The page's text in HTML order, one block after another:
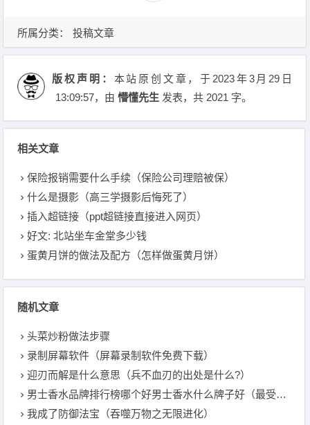
所属分类： 投稿文章
版权声明： 本站原创文章，于2023年3月29日
13:09:57，由懵懂先生 发表，共 2021 字。
相关文章
保险报销需要什么手续（保险公司理赔被保）
什么是摄影（高三学摄影后悔死了）
插入超链接（ppt超链接直接进入网页）
好文: 北站坐车金堂多少钱
蛋黄月饼的做法及配方（怎样做蛋黄月饼）
随机文章
头菜炒粉做法步骤
录制屏幕软件（屏幕录制软件免费下载）
迎刃而解是什么意思（兵不血刃的出处是什么?）
男士香水品牌排行榜哪个好男士香水什么牌子好（最受欢迎的男士香水）
我成了防御法宝（吞噬万物之无限进化）